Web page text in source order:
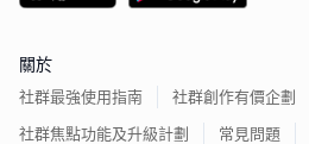
關於
社群最強使用指南
社群創作有價企劃
社群焦點功能及升級計劃
常見問題